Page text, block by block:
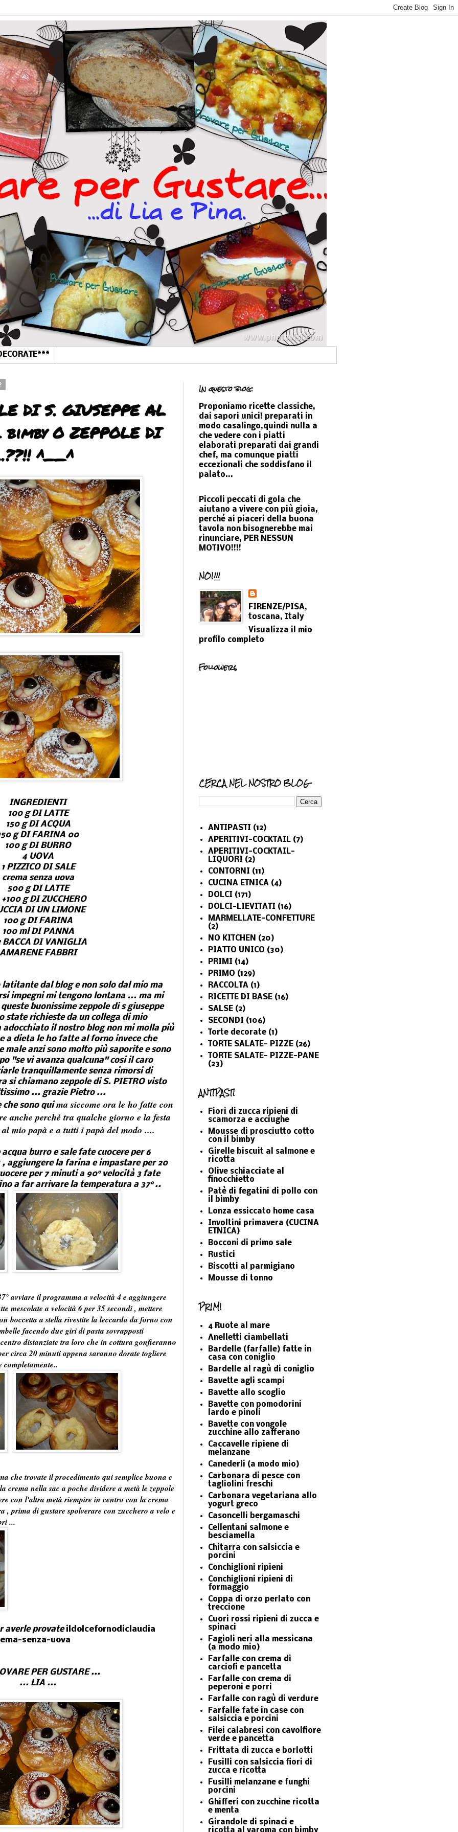
DI S. GIUSEPPE AL
O ZEPPOLE DI
^__^
INGREDIENTI
100 g DI LATTE
150 g DI ACQUA
g DI FARINA 00
100 g DI BURRO
4 UOVA
1 PIZZICO DI SALE
crema senza uova
500 g DI LATTE
g DI ZUCCHERO
DI UN LIMONE
100 g DI FARINA
100 ml DI PANNA
BACCA DI VANIGLIA
FABBRI
dal blog e non solo dal mio ma
impegni mi tengono lontana ... ma mi
buonissime zeppole di s giuseppe
state richieste da un collega di mio
adocchiato il nostro blog non mi molla più
a dieta le ho fatte al forno invece che
male anzi sono molto più saporite e sono
"se vi avanza qualcuna" cosi il caro
tranquillamente senza rimorsi di
si chiamano zeppole di S. PIETRO visto
... grazie Pietro ...
che sono quima siccome ora le ho fatte con
anche perchè tra qualche giorno e la festa
mio papà e a tutti i papà del modo ....
burro e sale fate cuocere per 6
, aggiungere la farina e impastare per 20
per 7 minuti a 90° velocità 3 fate
a far arrivare la temperatura a 37° ..
avviare il programma a velocità 4 e aggiungere
mescolate a velocità 6 per 35 secondi , mettere
boccetta a stella rivestite la leccarda da forno con
facendo due giri di pasta sovrapposti
distanziate tra loro che in cottura gonfieranno
circa 20 minuti appena saranno dorate togliere
che trovate il procedimento quisemplice buona e
crema nella sac a poche dividere a metà le zeppole
con l'altra metà riempire in centro con la crema
, prima di gustare spolverare con zucchero a velo e
...
averle provateildolcefornodiclaudia
senza-uova
PER GUSTARE ...
... LIA ...
In questo blog:
Proponiamo ricette classiche,
dai sapori unici! preparati in
modo casalingo,quindi nulla a
che vedere con i piatti
elaborati preparati dai grandi
chef, ma comunque piatti
eccezionali che soddisfano il
palato...
Piccoli peccati di gola che
aiutano a vivere con più gioia,
perché ai piaceri della buona
tavola non bisognerebbe mai
rinunciare, PER NESSUN
MOTIVO!!!!
NOI!!!
FIRENZE/PISA,
toscana, Italy
Visualizza il mio
profilo completo
Followers
CERCA NEL NOSTRO BLOG
ANTIPASTI (12)
APERITIVI-COCKTAIL (7)
APERITIVI-COCKTAIL-
LIQUORI (2)
CONTORNI (11)
CUCINA ETNICA (4)
DOLCI (171)
DOLCI-LIEVITATI (16)
MARMELLATE-CONFETTURE
(2)
NO KITCHEN (20)
PIATTO UNICO (30)
PRIMI (14)
PRIMO (129)
RACCOLTA (1)
RICETTE DI BASE (16)
SALSE (2)
SECONDI (106)
Torte decorate (1)
TORTE SALATE- PIZZE (26)
TORTE SALATE- PIZZE-PANE
(23)
ANTIPASTI
Fiori di zucca ripieni di
scamorza e acciughe
Mousse di prosciutto cotto
con il bimby
Girelle biscuit al salmone e
ricotta
Olive schiacciate al
finocchietto
Patè di fegatini di pollo con
il bimby
Lonza essiccato home casa
Involtini primavera (CUCINA
ETNICA)
Bocconi di primo sale
Rustici
Biscotti al parmigiano
Mousse di tonno
PRIMI
4 Ruote al mare
Anelletti ciambellati
Bardelle (farfalle) fatte in
casa con coniglio
Bardelle al ragù di coniglio
Bavette agli scampi
Bavette allo scoglio
Bavette con pomodorini
lardo e pinoli
Bavette con vongole
zucchine allo zafferano
Caccavelle ripiene di
melanzane
Canederli (a modo mio)
Carbonara di pesce con
tagliolini freschi
Carbonara vegetariana allo
yogurt greco
Casoncelli bergamaschi
Cellentani salmone e
besciamella
Chitarra con salsiccia e
porcini
Conchiglioni ripieni
Conchiglioni ripieni di
formaggio
Coppa di orzo perlato con
treccione
Cuori rossi ripieni di zucca e
spinaci
Fagioli neri alla messicana
(a modo mio)
Farfalle con crema di
carciofi e pancetta
Farfalle con crema di
peperoni e porri
Farfalle con ragù di verdure
Farfalle fate in case con
salsiccia e porcini
Filei calabresi con cavolfiore
verde e pancetta
Frittata di zucca e borlotti
Fusilli con salsiccia fiori di
zucca e ricotta
Fusilli melanzane e funghi
porcini
Ghifferi con zucchine ricotta
e menta
Girandole di spinaci e